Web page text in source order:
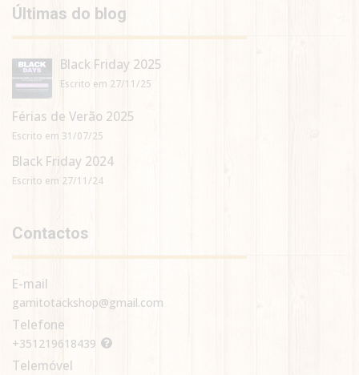
Últimas do blog
Black Friday 2025
Escrito em 27/11/25
Férias de Verão 2025
Escrito em 31/07/25
Black Friday 2024
Escrito em 27/11/24
Contactos
E-mail
gamitotackshop@gmail.com
Telefone
+351219618439
Telemóvel